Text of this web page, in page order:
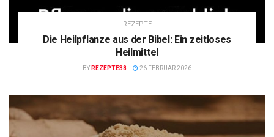
REZEPTE
Die Heilpflanze aus der Bibel: Ein zeitloses
Heilmittel
BY REZEPTE38 26 FEBRUAR 2026